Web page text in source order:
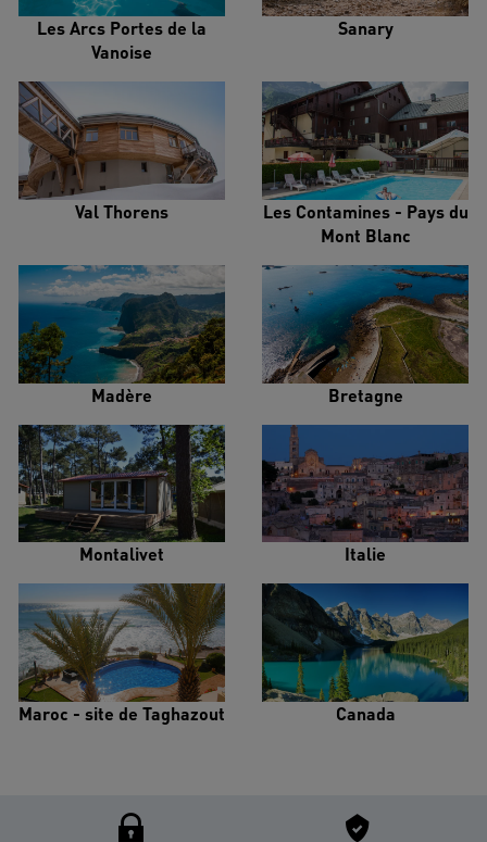
Les Arcs Portes de la
Vanoise
Sanary
Val Thorens
Les Contamines - Pays du
Mont Blanc
Madère Bretagne
Montalivet Italie
Maroc - site de Taghazout Canada